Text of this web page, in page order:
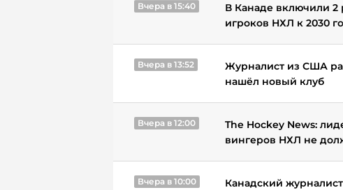
Вчера в 15:40
В Канаде включили 2
игроков НХЛ к 2030
Вчера в 13:52
Журналист из США
нашёл новый клуб
Вчера в 12:00
The Hockey News:
вингеров НХЛ не
Вчера в 10:00
Канадский